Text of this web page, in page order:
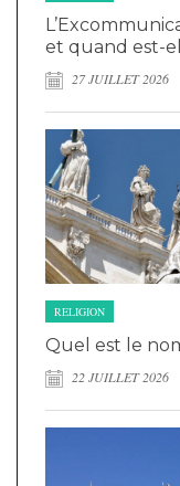
et quand est-
27 JUILLET 2026
RELIGION
Quel est le
22 JUILLET 2026